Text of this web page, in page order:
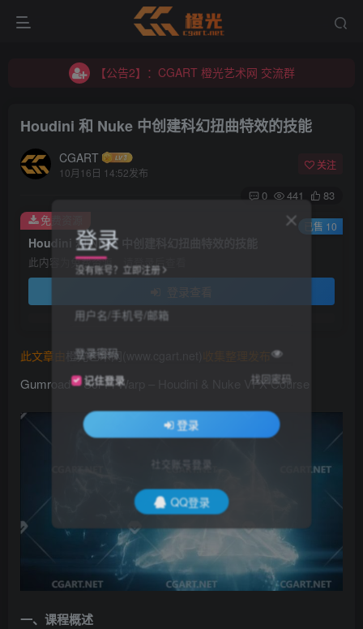
【公告2】：CGART 橙光艺术网 交流群
【公告2】：CGART 橙光艺术网 交流群
Houdini 和 Nuke 中创建科幻扭曲特效的技能
CGART
10月16日 14:52发布
关注
0 441 83
Houdini 和 Nuke 中创建科幻扭曲特效的技能
此内容为免费资源，请登录后查看
免费资源 已售 10
此文章由 橙光艺术网(www.cgart.net)
Gumroad – Sci-Fi Warp – Houdini & Nuke VFX Course
一、课程概述
登录
没有账号？立即注册
用户名/手机号/邮箱
登录密码
记住登录 找回密码
登录
社交账号登录
QQ登录